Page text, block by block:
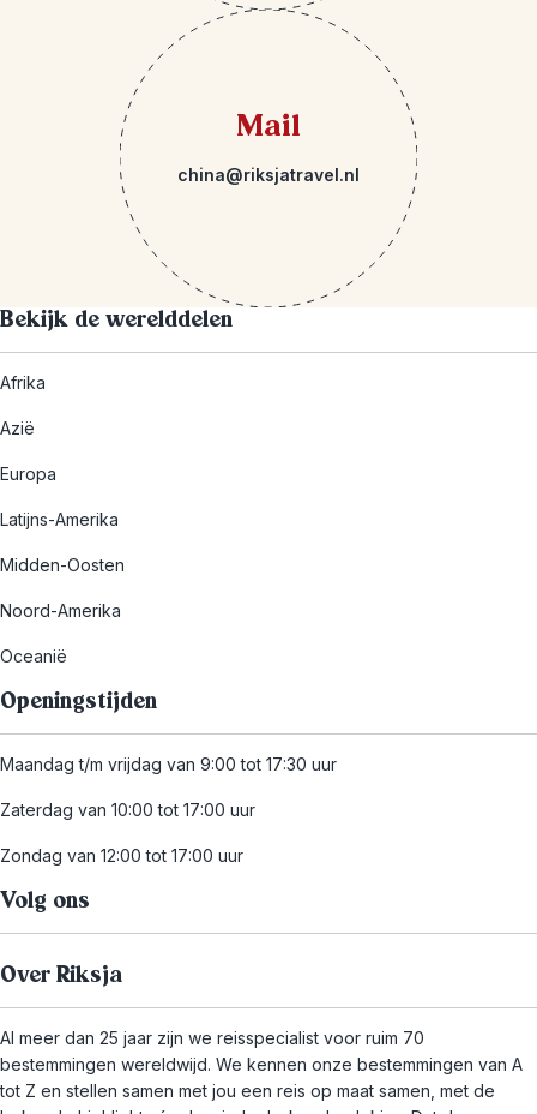
Mail
china@riksjatravel.nl
Bekijk de werelddelen
Afrika
Azië
Europa
Latijns-Amerika
Midden-Oosten
Noord-Amerika
Oceanië
Openingstijden
Maandag t/m vrijdag van 9:00 tot 17:30 uur
Zaterdag van 10:00 tot 17:00 uur
Zondag van 12:00 tot 17:00 uur
Volg ons
Over Riksja
Al meer dan 25 jaar zijn we reisspecialist voor ruim 70
bestemmingen wereldwijd. We kennen onze bestemmingen van A
tot Z en stellen samen met jou een reis op maat samen, met de